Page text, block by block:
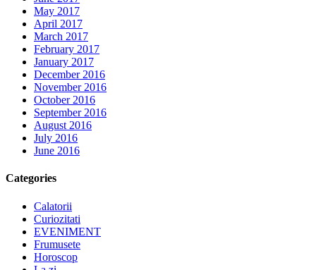
May 2017
April 2017
March 2017
February 2017
January 2017
December 2016
November 2016
October 2016
September 2016
August 2016
July 2016
June 2016
Categories
Calatorii
Curiozitati
EVENIMENT
Frumusete
Horoscop